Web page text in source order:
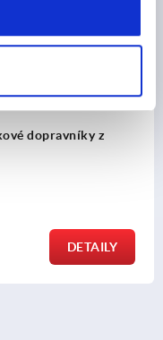
Kluzné lišty
CZK86.94
bez DPH
plus náklady na